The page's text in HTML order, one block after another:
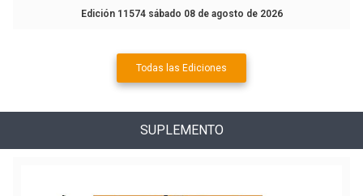
Edición 11574 sábado 08 de agosto de 2026
Todas las Ediciones
SUPLEMENTO